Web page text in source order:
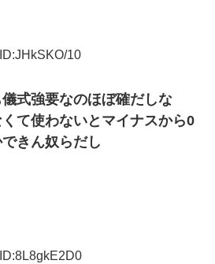
ID:JHkSKO/10
式強要なのほぼ確だしな
て使わないとマイナスから0
きん奴らだし
ID:8L8gkE2D0